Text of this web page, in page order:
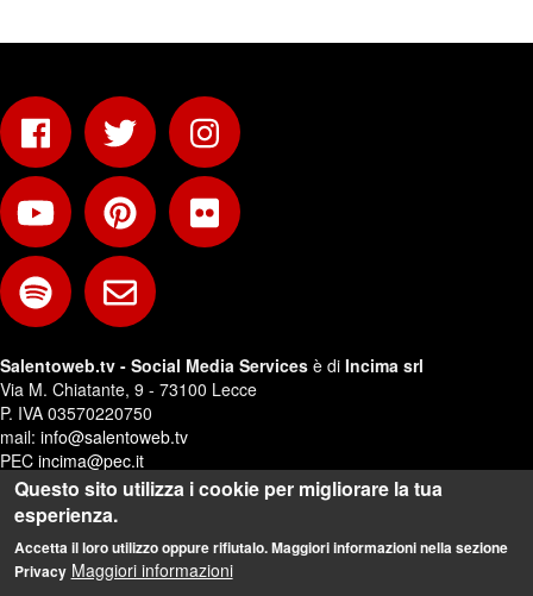
Salentoweb.tv - Social Media Services è di Incima srl
Via M. Chiatante, 9 - 73100 Lecce
P. IVA 03570220750
mail: info@salentoweb.tv
PEC incima@pec.it
Privacy e Trattamento Dati Personali
Web Design:
Questo sito utilizza i cookie per migliorare la tua
esperienza.
Accetta il loro utilizzo oppure rifiutalo. Maggiori informazioni nella sezione
Privacy Maggiori informazioni